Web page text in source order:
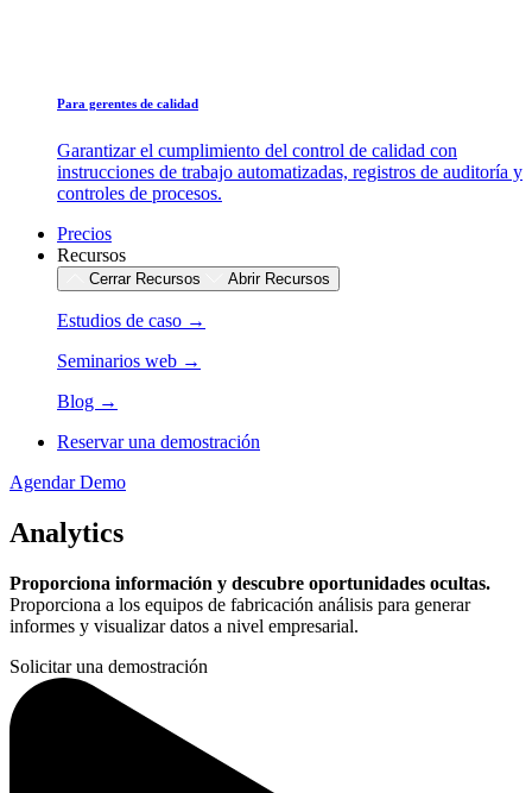
Para gerentes de calidad
Garantizar el cumplimiento del control de calidad con
instrucciones de trabajo automatizadas, registros de auditoría y
controles de procesos.
Precios
Recursos
Cerrar Recursos Abrir Recursos
Estudios de caso →
Seminarios web →
Blog →
Reservar una demostración
Agendar Demo
Analytics
Proporciona información y descubre oportunidades ocultas.
Proporciona a los equipos de fabricación análisis para generar
informes y visualizar datos a nivel empresarial.
Solicitar una demostración